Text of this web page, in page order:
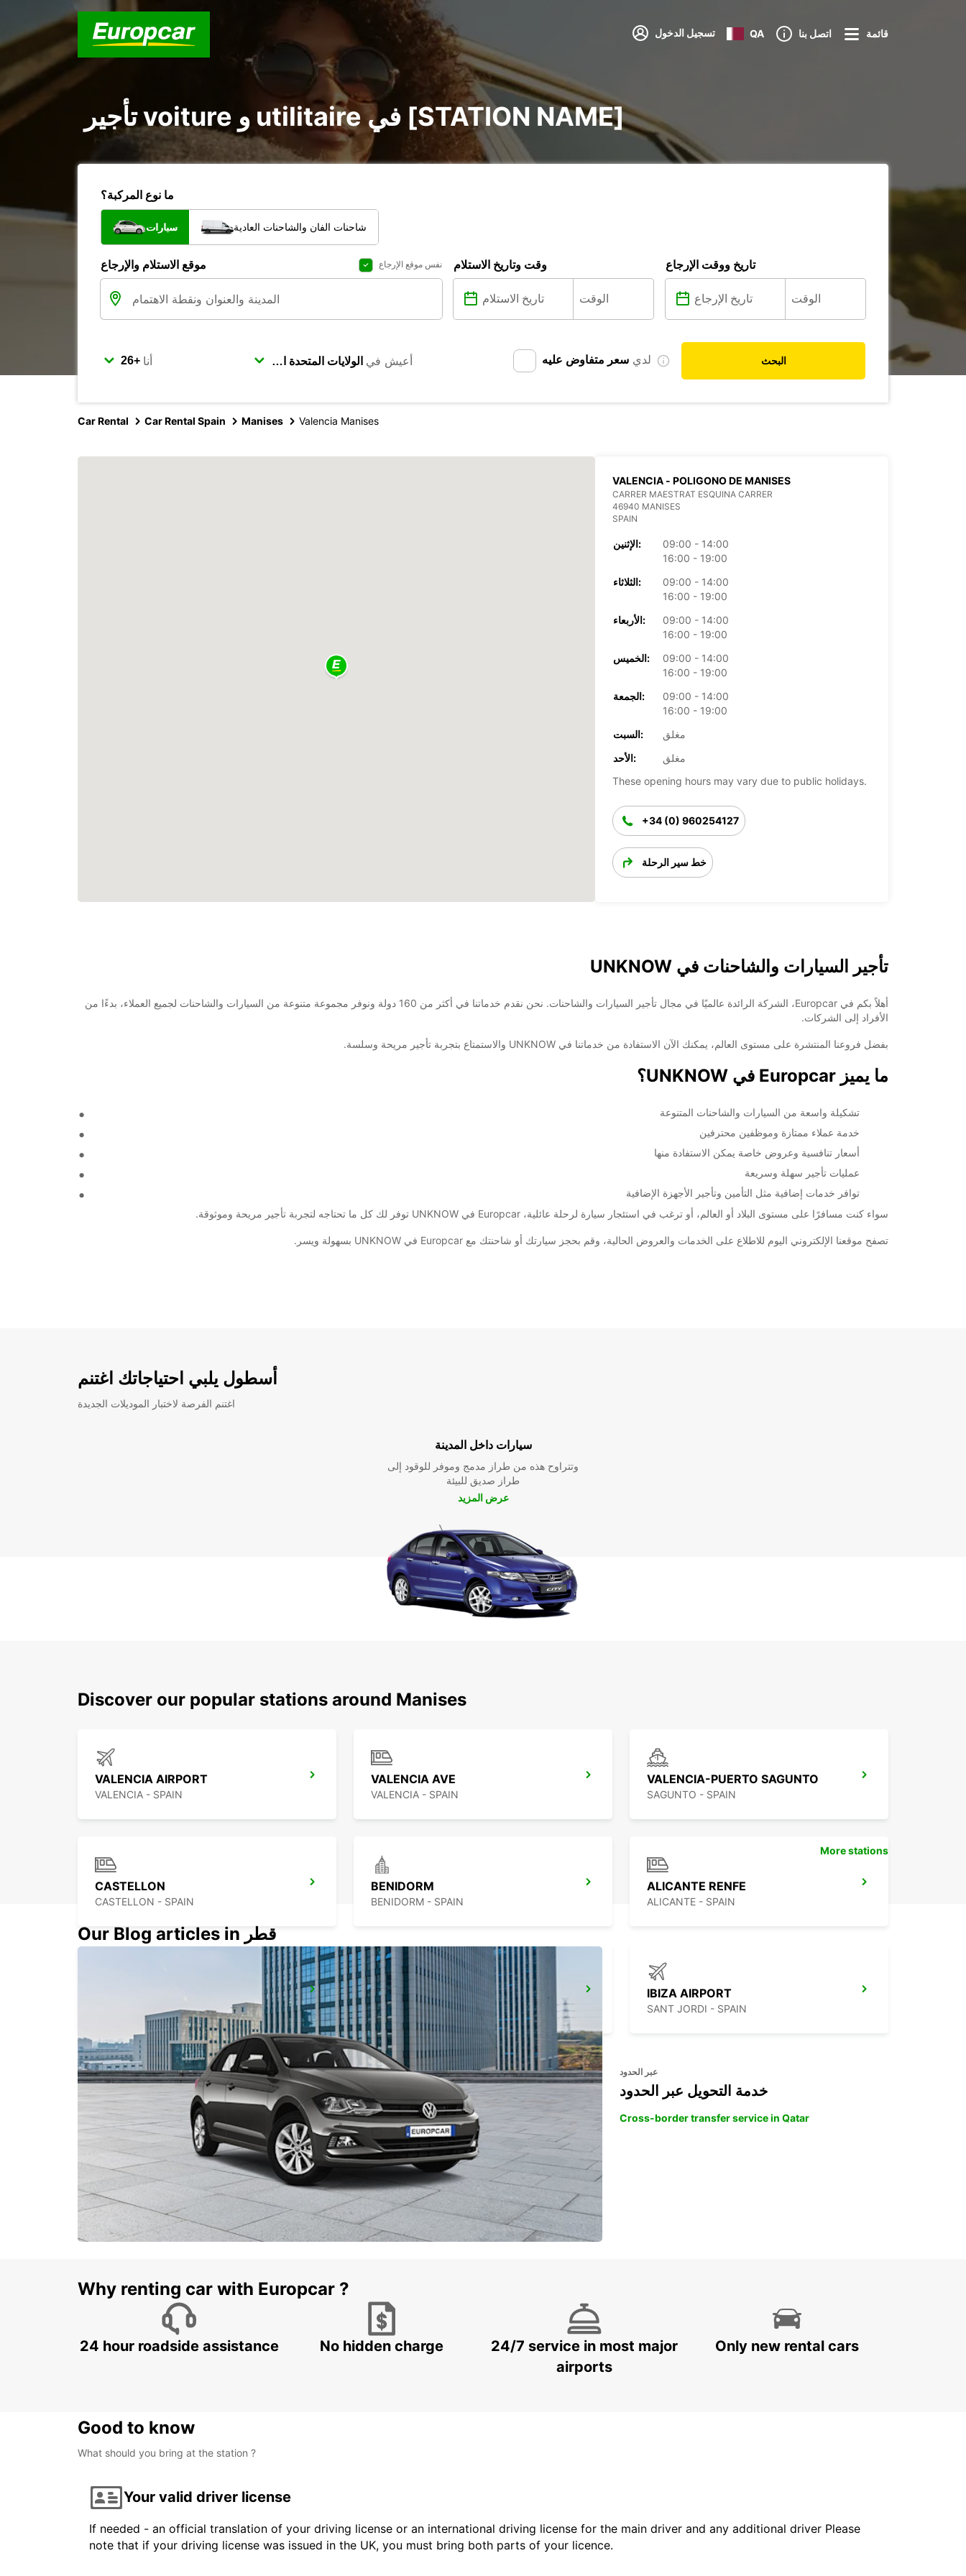
تسجيل الدخول QA اتصل بنا قائمة
تأجير voiture و utilitaire في [STATION NAME]
ما نوع المركبة؟
سيارات شاحنات الفان والشاحنات العادية
موقع الاستلام والإرجاع نفس موقع الإرجاع وقت وتاريخ الاستلام تاريخ ووقت الإرجاع
أنا أعيش في لدي سعر متفاوض عليه البحث
Car Rental Car Rental Spain Manises Valencia Manises
VALENCIA - POLIGONO DE MANISES
CARRER MAESTRAT ESQUINA CARRER
46940 MANISES
SPAIN
الإثنين:
09:00 - 14:00
16:00 - 19:00
الثلاثاء:
09:00 - 14:00
16:00 - 19:00
الأربعاء:
09:00 - 14:00
16:00 - 19:00
الخميس:
09:00 - 14:00
16:00 - 19:00
الجمعة:
09:00 - 14:00
16:00 - 19:00
السبت:
مغلق
الأحد:
مغلق
These opening hours may vary due to public holidays.
+34 (0) 960254127
خط سير الرحلة
تأجير السيارات والشاحنات في UNKNOW
أهلاً بكم في Europcar، الشركة الرائدة عالميًا في مجال تأجير السيارات والشاحنات. نحن نقدم خدماتنا في أكثر من 160 دولة ونوفر مجموعة متنوعة من السيارات والشاحنات لجميع العملاء، بدءًا من
الأفراد إلى الشركات.
بفضل فروعنا المنتشرة على مستوى العالم، يمكنك الآن الاستفادة من خدماتنا في UNKNOW والاستمتاع بتجربة تأجير مريحة وسلسة.
ما يميز Europcar في UNKNOW؟
تشكيلة واسعة من السيارات والشاحنات المتنوعة
خدمة عملاء ممتازة وموظفين محترفين
أسعار تنافسية وعروض خاصة يمكن الاستفادة منها
عمليات تأجير سهلة وسريعة
توافر خدمات إضافية مثل التأمين وتأجير الأجهزة الإضافية
سواء كنت مسافرًا على مستوى البلاد أو العالم، أو ترغب في استئجار سيارة لرحلة عائلية، Europcar في UNKNOW توفر لك كل ما تحتاجه لتجربة تأجير مريحة وموثوقة.
تصفح موقعنا الإلكتروني اليوم للاطلاع على الخدمات والعروض الحالية، وقم بحجز سيارتك أو شاحنتك مع Europcar في UNKNOW بسهولة ويسر.
أسطول يلبي احتياجاتك اغتنم
اغتنم الفرصة لاختبار الموديلات الجديدة
سيارات داخل المدينة
وتتراوح هذه من طراز مدمج وموفر للوقود إلى
طراز صديق للبيئة
عرض المزيد
Discover our popular stations around Manises
VALENCIA AIRPORT
VALENCIA - SPAIN
VALENCIA AVE
VALENCIA - SPAIN
VALENCIA-PUERTO SAGUNTO
SAGUNTO - SPAIN
CASTELLON
CASTELLON - SPAIN
BENIDORM
BENIDORM - SPAIN
ALICANTE RENFE
ALICANTE - SPAIN
ALBACETE - SPAIN
ALICANTE AIRPORT
ALICANTE - SPAIN
IBIZA AIRPORT
SANT JORDI - SPAIN
More stations
Our Blog articles in قطر
عبر الحدود
خدمة التحويل عبر الحدود
Cross-border transfer service in Qatar
Why renting car with Europcar ?
24 hour roadside assistance No hidden charge
24/7 service in most major
airports
Only new rental cars
Good to know
What should you bring at the station ?
Your valid driver license
If needed - an official translation of your driving license or an international driving license for the main driver and any additional driver Please
note that if your driving license was issued in the UK, you must bring both parts of your licence.